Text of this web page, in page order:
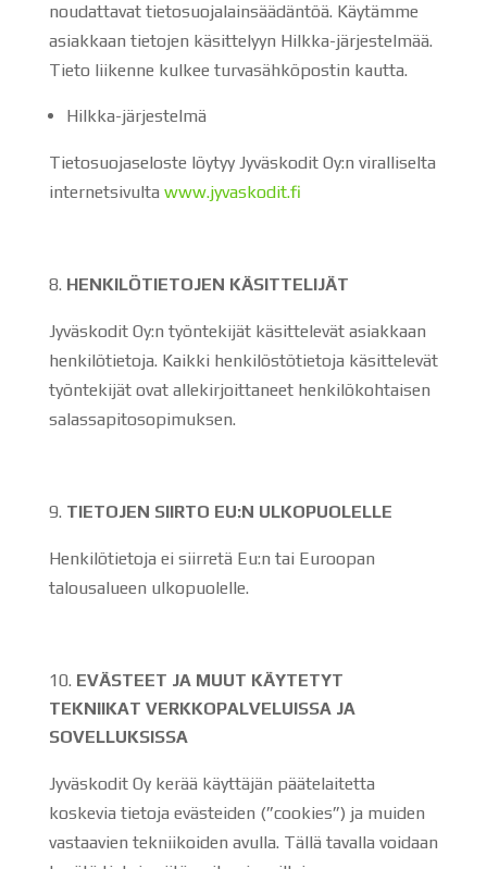
noudattavat tietosuojalainsäädäntöä. Käytämme
asiakkaan tietojen käsittelyyn Hilkka-järjestelmää.
Tieto liikenne kulkee turvasähköpostin kautta.
Hilkka-järjestelmä
Tietosuojaseloste löytyy Jyväskodit Oy:n viralliselta
internetsivulta www.jyvaskodit.fi
HENKILÖTIETOJEN KÄSITTELIJÄT
Jyväskodit Oy:n työntekijät käsittelevät asiakkaan
henkilötietoja. Kaikki henkilöstötietoja käsittelevät
työntekijät ovat allekirjoittaneet henkilökohtaisen
salassapitosopimuksen.
TIETOJEN SIIRTO EU:N ULKOPUOLELLE
Henkilötietoja ei siirretä Eu:n tai Euroopan
talousalueen ulkopuolelle.
EVÄSTEET JA MUUT KÄYTETYT
TEKNIIKAT VERKKOPALVELUISSA JA
SOVELLUKSISSA
Jyväskodit Oy kerää käyttäjän päätelaitetta
koskevia tietoja evästeiden (”cookies”) ja muiden
vastaavien tekniikoiden avulla. Tällä tavalla voidaan